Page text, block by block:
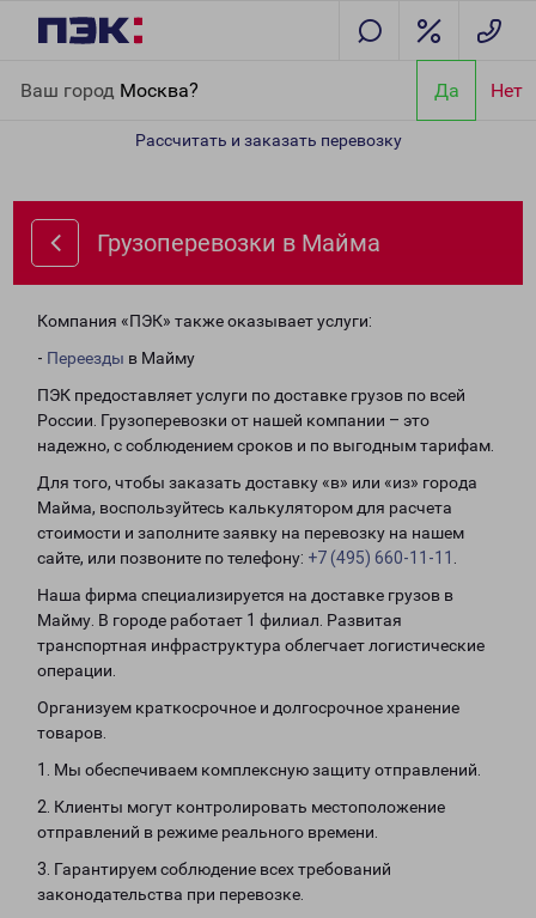
Ваш город Москва? Да Нет
Рассчитать и заказать перевозку
Грузоперевозки в Майма
Компания «ПЭК» также оказывает услуги:
- Переезды в Майму
ПЭК предоставляет услуги по доставке грузов по всей
России. Грузоперевозки от нашей компании – это
надежно, с соблюдением сроков и по выгодным тарифам.
Для того, чтобы заказать доставку «в» или «из» города
Майма, воспользуйтесь калькулятором для расчета
стоимости и заполните заявку на перевозку на нашем
сайте, или позвоните по телефону: +7 (495) 660-11-11
Наша фирма специализируется на доставке грузов в
Майму. В городе работает 1 филиал. Развитая
транспортная инфраструктура облегчает логистические
операции.
Организуем краткосрочное и долгосрочное хранение
товаров.
1. Мы обеспечиваем комплексную защиту отправлений.
2. Клиенты могут контролировать местоположение
отправлений в режиме реального времени.
3. Гарантируем соблюдение всех требований
законодательства при перевозке.